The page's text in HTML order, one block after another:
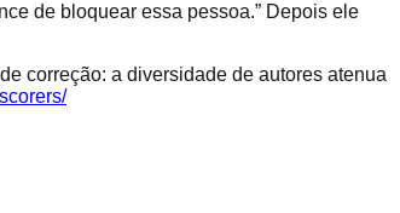
de bloquear essa pessoa.” Depois ele
correção: a diversidade de autores atenua